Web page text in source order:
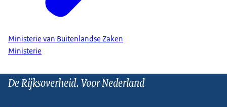
Ministerie van Buitenlandse Zaken
Ministerie
De Rijksoverheid. Voor Nederland